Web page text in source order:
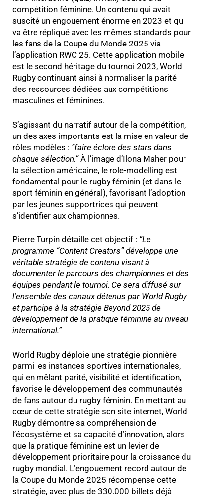
compétition féminine. Un contenu qui avait
suscité un engouement énorme en 2023 et qui
va être répliqué avec les mêmes standards pour
les fans de la Coupe du Monde 2025 via
l’application RWC 25. Cette application mobile
est le second héritage du tournoi 2023, World
Rugby continuant ainsi à normaliser la parité
des ressources dédiées aux compétitions
masculines et féminines.
S’agissant du narratif autour de la compétition,
un des axes importants est la mise en valeur de
rôles modèles : “faire éclore des stars dans
chaque sélection.”À l’image d’Ilona Maher pour
la sélection américaine, le role-modelling est
fondamental pour le rugby féminin (et dans le
sport féminin en général), favorisant l’adoption
par les jeunes supportrices qui peuvent
s’identifier aux championnes.
Pierre Turpin détaille cet objectif : “Le
programme “Content Creators” développe une
véritable stratégie de contenu visant à
documenter le parcours des championnes et des
équipes pendant le tournoi. Ce sera diffusé sur
l’ensemble des canaux détenus par World Rugby
et participe à la stratégie Beyond 2025 de
développement de la pratique féminine au niveau
international.”
World Rugby déploie une stratégie pionnière
parmi les instances sportives internationales,
qui en mêlant parité, visibilité et identification,
favorise le développement des communautés
de fans autour du rugby féminin. En mettant au
cœur de cette stratégie son site internet, World
Rugby démontre sa compréhension de
l’écosystème et sa capacité d’innovation, alors
que la pratique féminine est un levier de
développement prioritaire pour la croissance du
rugby mondial. L’engouement record autour de
la Coupe du Monde 2025 récompense cette
stratégie, avec plus de 330.000 billets déjà